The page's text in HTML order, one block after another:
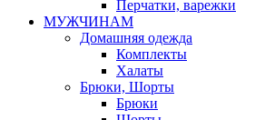
Перчатки, варежки
МУЖЧИНАМ
Домашняя одежда
Комплекты
Халаты
Брюки, Шорты
Брюки